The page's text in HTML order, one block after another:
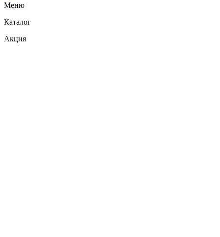
Меню
Каталог
Акция